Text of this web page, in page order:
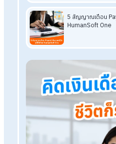
สำหรับพนักงาน ก็จะช่วยให้พิ
เมื่อเข้าใจทั้งสิ่งของที่ต้องเต
อ่านบทความที่เกี่ยวข้องเพิ่ม
ทำบุญเลี้ยงพระบริษัท ต้อง
ฤกษ์ดี ฤกษ์มงคล วันมงคล